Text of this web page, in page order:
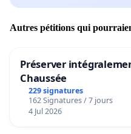
Autres pétitions qui
Préserver
Chaussée
229 signatures
162 Signatures / 7 jours
4 Jul 2026